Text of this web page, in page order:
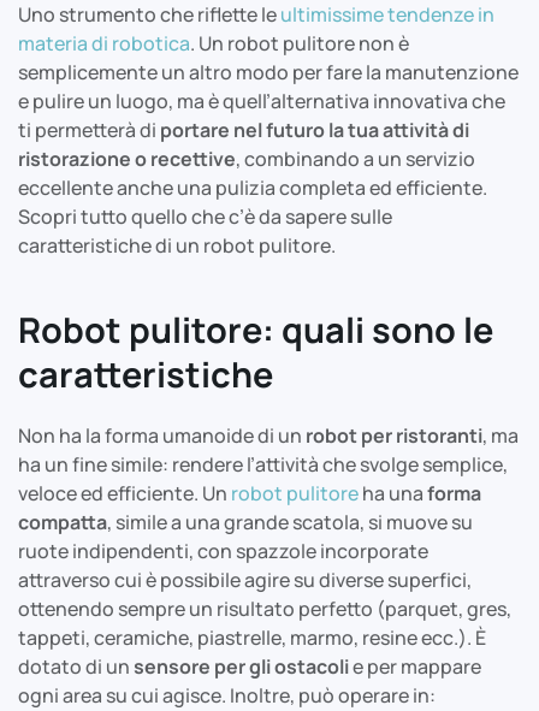
Uno strumento che riflette leultimissime tendenze in
materia di robotica. Un robot pulitore non è
semplicemente un altro modo per fare la manutenzione
e pulire un luogo, ma è quell’alternativa innovativa che
ti permetterà di portare nel futuro la tua attività di
ristorazione o recettive, combinando a un servizio
eccellente anche una pulizia completa ed efficiente.
Scopri tutto quello che c’è da sapere sulle
caratteristiche di un robot pulitore.
Robot pulitore: quali sono le
caratteristiche
Non ha la forma umanoide di un robot per ristoranti, ma
ha un fine simile: rendere l’attività che svolge semplice,
veloce ed efficiente. Un robot pulitoreha unaforma
compatta, simile a una grande scatola, si muove su
ruote indipendenti, con spazzole incorporate
attraverso cui è possibile agire su diverse superfici,
ottenendo sempre un risultato perfetto (parquet, gres,
tappeti, ceramiche, piastrelle, marmo, resine ecc.). È
dotato di un sensore per gli ostacolie per mappare
ogni area su cui agisce. Inoltre, può operare in: